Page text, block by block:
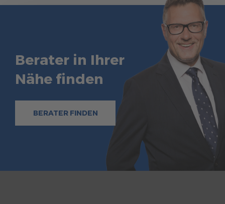
Berater in Ihrer
Nähe finden
BERATER FINDEN